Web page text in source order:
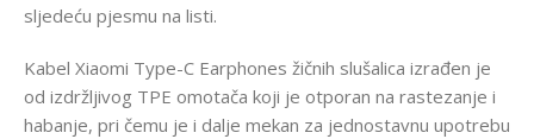
sljedeću pjesmu na listi.
Kabel Xiaomi Type-C Earphones žičnih slušalica izrađen je
od izdržljivog TPE omotača koji je otporan na rastezanje i
habanje, pri čemu je i dalje mekan za jednostavnu upotrebu